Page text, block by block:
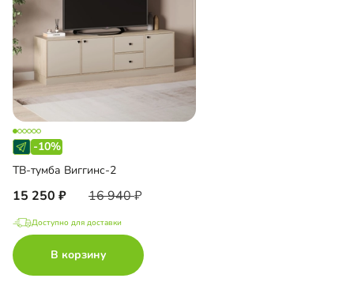
-10%
ТВ-тумба Виггинс-2
15 250 16 940
Доступно для доставки
В корзину